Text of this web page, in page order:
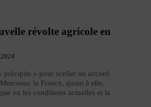
révolte agricole en
précipite » pour sceller un accord
la France, quant à elle,
vu les conditions actuelles et la